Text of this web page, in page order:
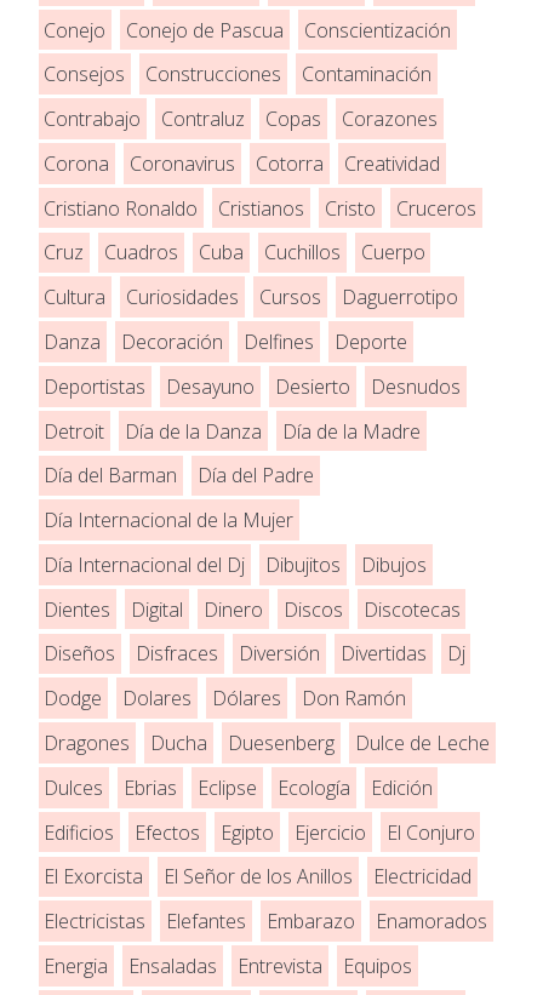
Conejo
Conejo de Pascua
Conscientización
Consejos
Construcciones
Contaminación
Contrabajo
Contraluz Copas
Corazones
Corona
Coronavirus Cotorra
Creatividad
Cristiano Ronaldo
Cristianos Cristo
Cruceros
Cruz
Cuadros Cuba Cuchillos
Cuerpo
Cultura
Curiosidades Cursos
Daguerrotipo
Danza
Decoración Delfines
Deporte
Deportistas
Desayuno Desierto
Desnudos
Detroit
Día de la Danza
Día de la Madre
Día del Barman
Día del Padre
Día Internacional de la Mujer
Día Internacional del Dj
Dibujitos
Dibujos
Dientes
Digital Dinero Discos
Discotecas
Diseños
Disfraces Diversión Divertidas
Dj
Dodge
Dolares Dólares
Don Ramón
Dragones
Ducha Duesenberg
Dulce de Leche
Dulces
Ebrias Eclipse Ecología
Edición
Edificios
Efectos Egipto Ejercicio
El Conjuro
El Exorcista
El Señor de los Anillos
Electricidad
Electricistas
Elefantes Embarazo
Enamorados
Energia
Ensaladas Entrevista
Equipos